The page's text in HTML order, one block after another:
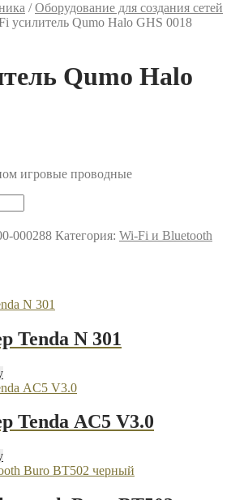
/Оборудование для создания сетей
усилитель Qumo Halo GHS 0018
Qumo Halo
игровые проводные
000288 Категория: Wi-Fi и Bluetooth
Tenda N 301
Tenda AC5 V3.0